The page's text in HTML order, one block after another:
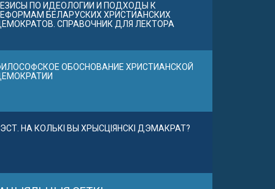
ПО ИДЕОЛОГИИ И ПОДХОДЫ К
БЕЛАРУСКИХ ХРИСТИАНСКИХ
СПРАВОЧНИК ДЛЯ ЛЕКТОРА
ОБОСНОВАНИЕ ХРИСТИАНСКОЙ
НА КОЛЬКІ ВЫ ХРЫСЦІЯНСКІ ДЭМАКРАТ?